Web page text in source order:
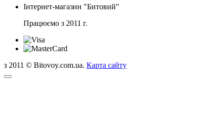
Інтернет-магазин "Битовий"
Працюємо з 2011 г.
з 2011 © Bitovoy.com.ua. Карта сайту